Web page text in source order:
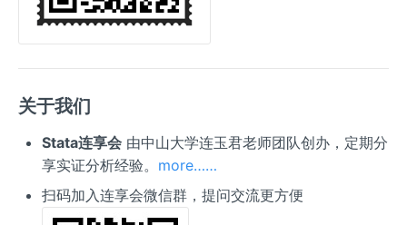
关于我们
Stata连享会由中山大学连玉君老师团队创办，定期分
享实证分析经验。 more……
扫码加入连享会微信群，提问交流更方便